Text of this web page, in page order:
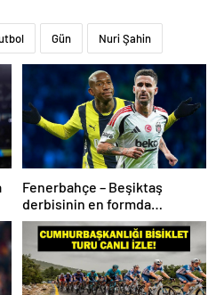
Gün Nuri Şahin
Fenerbahçe – Beşiktaş
derbisinin en formda
ayakları: Anderson Talisca ve
Rafa Silva